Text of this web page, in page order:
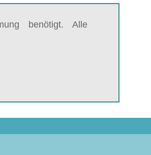
benötigt. Alle